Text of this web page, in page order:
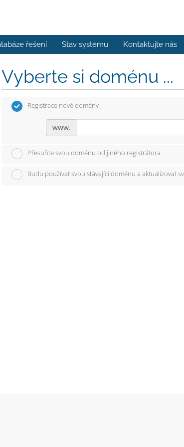
řešení Stav systému Kontaktujte nás
Vyberte si doménu ...
Registrace nové domény
www.
Přesuňte svou doménu od jiného registrátora
Budu používat svou stávající doménu a aktualizovat